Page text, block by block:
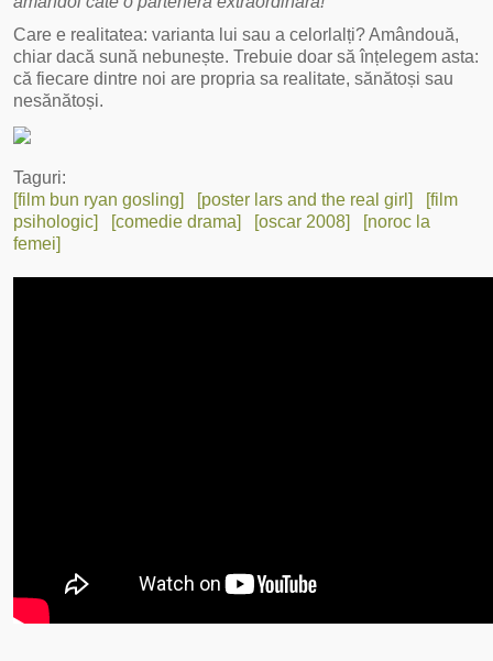
Care e realitatea: varianta lui sau a celorlalți? Amândouă,
chiar dacă sună nebunește. Trebuie doar să înțelegem asta:
că fiecare dintre noi are propria sa realitate, sănătoși sau
nesănătoși.
Taguri:
[film bun ryan gosling]
[poster lars and the real girl]
[film
psihologic]
[comedie drama] [oscar 2008]
[noroc la
femei]